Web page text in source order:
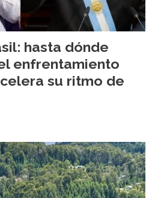
hasta dónde
enfrentamiento
su ritmo de